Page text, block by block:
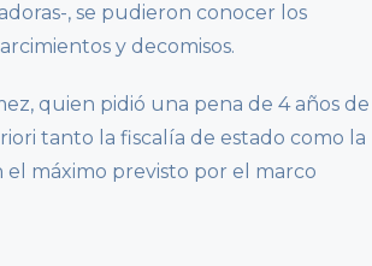
, se pudieron conocer los
y decomisos.
quien pidió una pena de 4 años de
tanto la fiscalía de estado como la
máximo previsto por el marco